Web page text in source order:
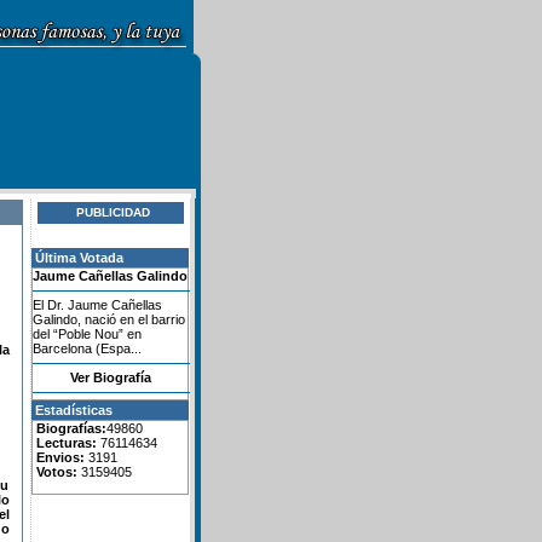
PUBLICIDAD
Última Votada
Jaume Cañellas Galindo
El Dr. Jaume Cañellas
Galindo, nació en el barrio
del “Poble Nou” en
Barcelona (Espa...
Ver Biografía
Estadísticas
Biografías:49860
Lecturas: 76114634
Envios: 3191
Votos: 3159405